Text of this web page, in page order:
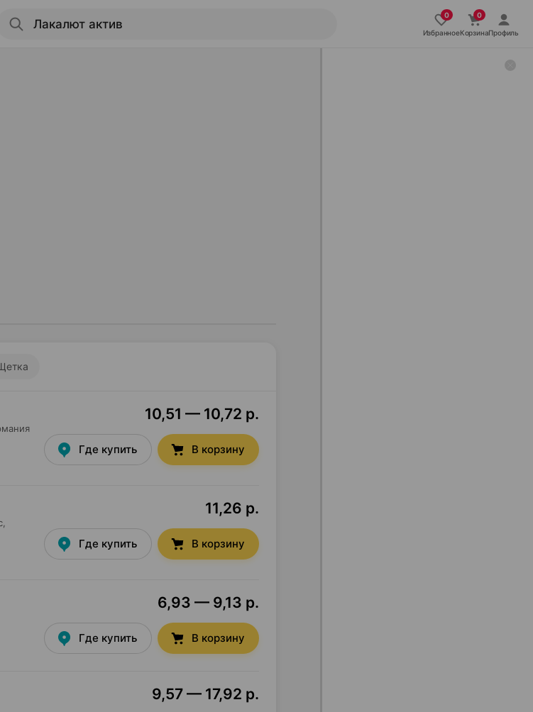
ИзбранноеКорзинаПрофиль
10,51 — 10,72 р.
Где купить В корзину
11,26 р.
Где купить В корзину
6,93 — 9,13 р.
Где купить В корзину
9,57 — 17,92 р.